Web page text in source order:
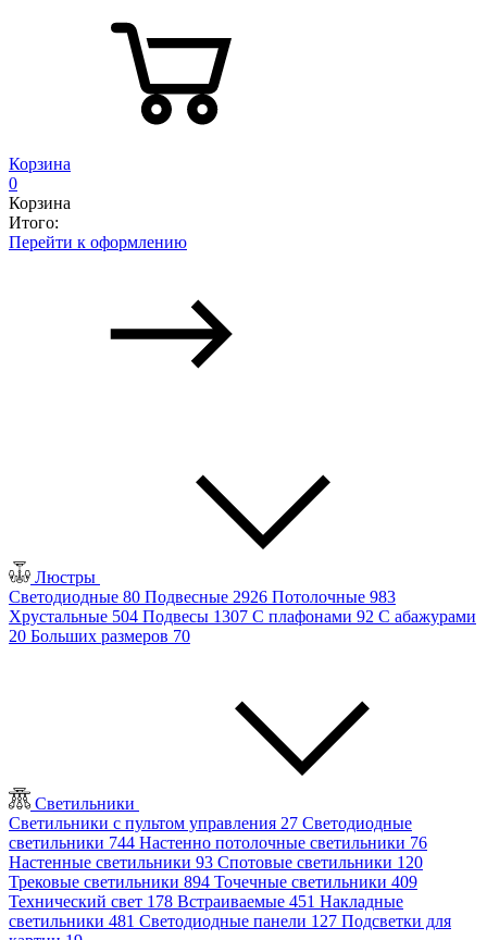
Корзина
0
Корзина
Итого:
Перейти к оформлению
Люстры
Светодиодные 80 Подвесные 2926 Потолочные 983
Хрустальные 504 Подвесы 1307 С плафонами 92 С абажурами
20 Больших размеров 70
Светильники
Светильники с пультом управления 27 Светодиодные
светильники 744 Настенно потолочные светильники 76
Настенные светильники 93 Спотовые светильники 120
Трековые светильники 894 Точечные светильники 409
Технический свет 178 Встраиваемые 451 Накладные
светильники 481 Светодиодные панели 127 Подсветки для